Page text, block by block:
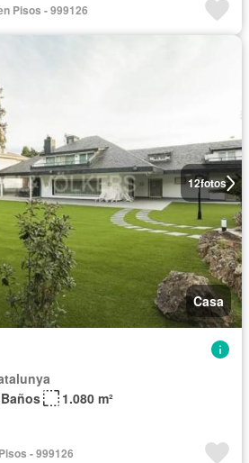
Pisos - 999126
12fotos
Casa
1.080 m²
- 999126